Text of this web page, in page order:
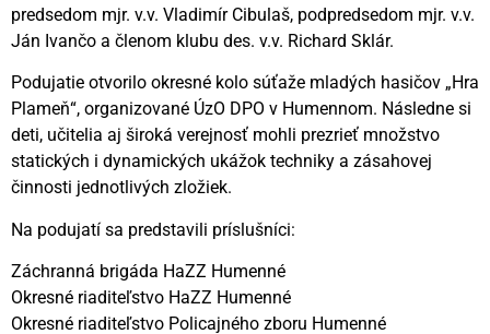
predsedom mjr. v.v. Vladimír Cibulaš, podpredsedom mjr. v.v.
Ján Ivančo a členom klubu des. v.v. Richard Sklár.
Podujatie otvorilo okresné kolo súťaže mladých hasičov „Hra
Plameň“, organizované ÚzO DPO v Humennom. Následne si
deti, učitelia aj široká verejnosť mohli prezrieť množstvo
statických i dynamických ukážok techniky a zásahovej
činnosti jednotlivých zložiek.
Na podujatí sa predstavili príslušníci:
Záchranná brigáda HaZZ Humenné
Okresné riaditeľstvo HaZZ Humenné
Okresné riaditeľstvo Policajného zboru Humenné